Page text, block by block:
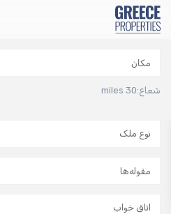
صفحه اصلی
املاک
وبلاگ ما
شعاع:30 miles
نوع ملک
اتاق خواب